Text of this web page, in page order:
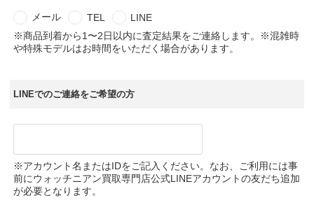
メール TEL
LINE
※商品到着から1〜2日以内に査定結果をご連絡します。※混雑時
や特殊モデルはお時間をいただく場合があります。
LINEでのご連絡をご希望の方
※アカウント名またはIDをご記入ください。なお、ご利用には事
前にウォッチニアン買取専門店公式LINEアカウントの友だち追加
が必要となります。